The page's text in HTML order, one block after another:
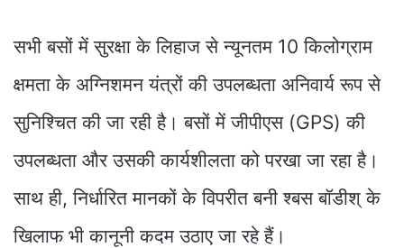
सभी बसों में सुरक्षा के लिहाज से न्यूनतम 10 किलोग्राम
क्षमता के अग्निशमन यंत्रों की उपलब्धता अनिवार्य रूप से
सुनिश्चित की जा रही है। बसों में जीपीएस (GPS) की
उपलब्धता और उसकी कार्यशीलता को परखा जा रहा है।
साथ ही, निर्धारित मानकों के विपरीत बनी श्बस बॉडीश् के
खिलाफ भी कानूनी कदम उठाए जा रहे हैं।